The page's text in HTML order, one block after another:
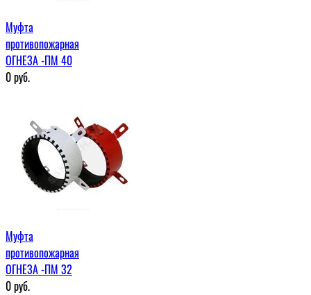
Муфта
противопожарная
ОГНЕЗА -ПМ 40
0руб.
Муфта
противопожарная
ОГНЕЗА -ПМ 32
0руб.